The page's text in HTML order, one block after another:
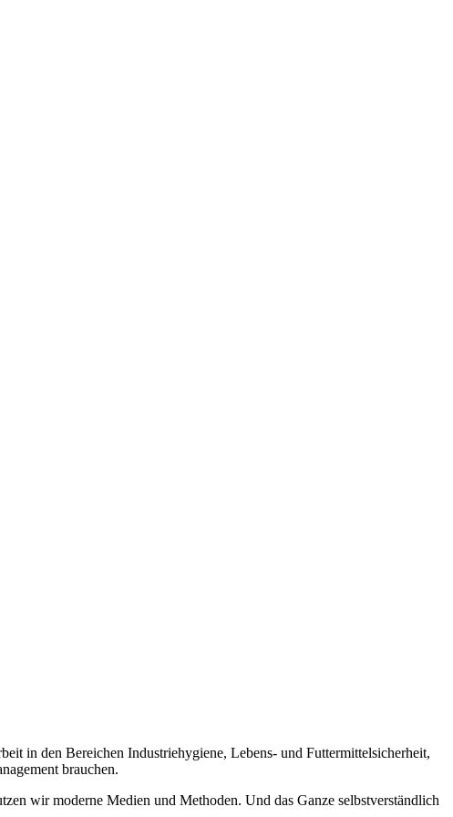
in den Bereichen Industriehygiene, Lebens- und Futtermittelsicherheit,
brauchen.
wir moderne Medien und Methoden. Und das Ganze selbstverständlich